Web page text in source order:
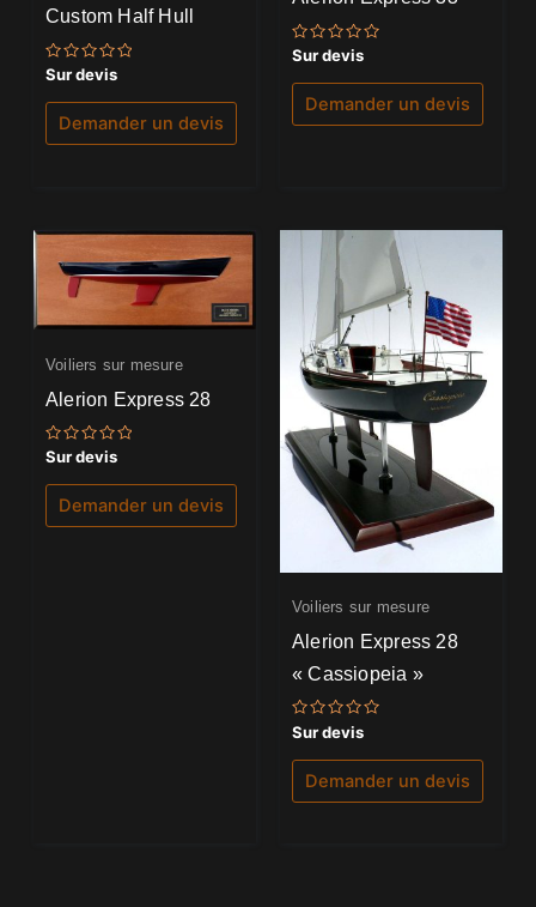
Custom Half Hull
Note
0
sur
Sur devis
Demander un devis
Note
0
sur
Sur devis
Demander un devis
Voiliers sur mesure
Alerion Express 28
Note
0
sur
Sur devis
Demander un devis
Voiliers sur mesure
Alerion Express 28
« Cassiopeia »
Note
0
sur
Sur devis
Demander un devis